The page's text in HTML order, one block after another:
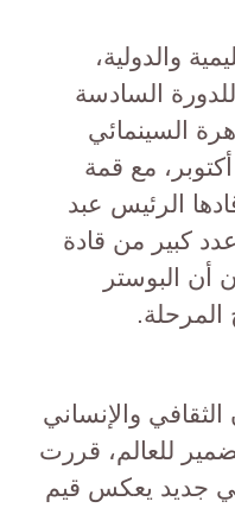
والدولية،
السادسة
السينمائي
الدولي، الذي عُقد في 12 أكتوبر، مع قمة
الرئيس عبد
كبير من قادة
أن البوستر
المرحلة.
والإنساني
للعالم، قررت
جديد يعكس قيم